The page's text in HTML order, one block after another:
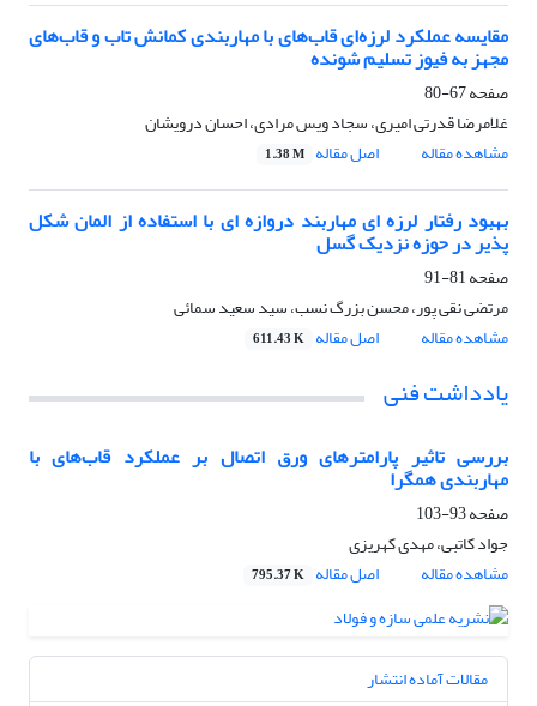
مقایسه عملکرد لرزه‌ای قاب‌های با مهاربندی کمانش تاب و قاب‌های
مجهز به فیوز تسلیم شونده
صفحه67-80
غلامرضا قدرتی امیری، سجاد ویس مرادی، احسان درویشان
مشاهده مقاله
اصل مقاله 1.38 M
بهبود رفتار لرزه ای مهاربند دروازه ای با استفاده از المان شکل
پذیر در حوزه نزدیک گسل
صفحه81-91
مرتضی نقی پور، محسن بزرگ نسب، سید سعید سمائی
مشاهده مقاله
اصل مقاله 611.43 K
یادداشت فنی
بررسی تاثیر پارامترهای ورق اتصال بر عملکرد قاب‌های با
مهاربندی همگرا
صفحه93-103
جواد کاتبی، مهدی کهریزی
مشاهده مقاله
اصل مقاله 795.37 K
مقالات آماده انتشار